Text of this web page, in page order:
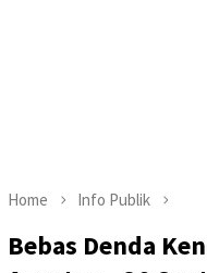
Home Info Publik
Bebas Denda